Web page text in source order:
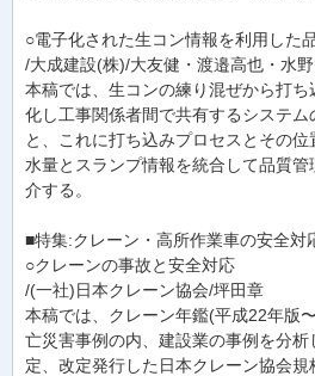
○電子化された生コン情報を利用した
/大成建設(株)/大友健・渡邉高也・水
本稿では、生コンの練り混ぜから打
化し工事関係者間で共有するシステ
と、これに打ち込みプロセスとその
水量とスランプ情報を統合して品質
介する。
■特集:クレーン・高所作業車の安全対
○クレーンの事故と安全対応
/(一社)日本クレーン協会/坪田章
本稿では、クレーン年鑑(平成22年版
亡災害事例の内、建設業の事例を分析
定、改定発行した日本クレーン協会規